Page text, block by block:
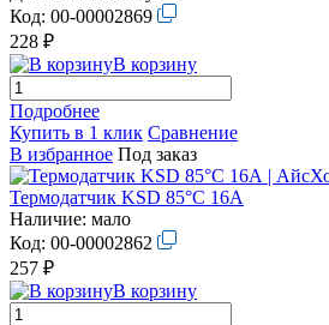
Код: 00-00002869
228 ₽
В корзину
Подробнее
Купить в 1 клик Сравнение
В избранное Под заказ
Термодатчик KSD 85°С 16А
Наличие: мало
Код: 00-00002862
257 ₽
В корзину